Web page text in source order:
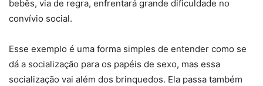
bebês, via de regra, enfrentará grande dificuldade no
convívio social.
Esse exemplo é uma forma simples de entender como se
dá a socialização para os papéis de sexo, mas essa
socialização vai além dos brinquedos. Ela passa também